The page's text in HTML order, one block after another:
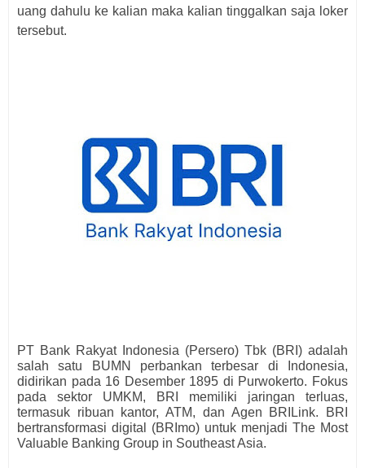
uang dahulu ke kalian maka kalian tinggalkan saja loker
tersebut.
PT Bank Rakyat Indonesia (Persero) Tbk (BRI) adalah
salah satu BUMN perbankan terbesar di Indonesia,
didirikan pada 16 Desember 1895 di Purwokerto. Fokus
pada sektor UMKM, BRI memiliki jaringan terluas,
termasuk ribuan kantor, ATM, dan Agen BRILink. BRI
bertransformasi digital (BRImo) untuk menjadi The Most
Valuable Banking Group in Southeast Asia.